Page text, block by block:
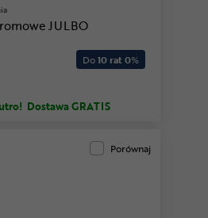
JULBO
Do10 rat 0%
Dostawa GRATIS
Porównaj